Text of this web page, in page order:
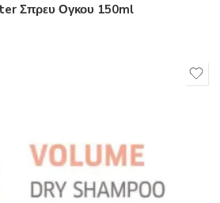
Σπρευ Ογκου 150ml